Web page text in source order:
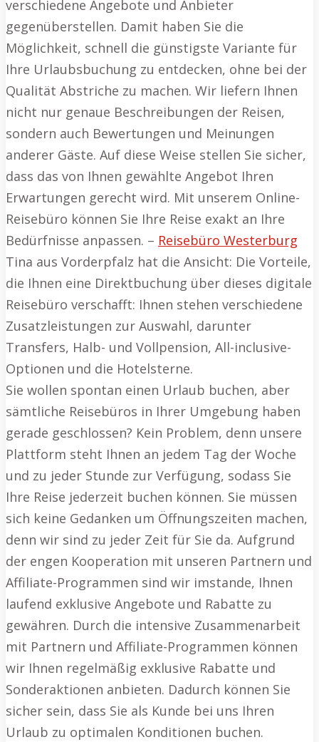
verschiedene Angebote und Anbieter
gegenüberstellen. Damit haben Sie die
Möglichkeit, schnell die günstigste Variante für
Ihre Urlaubsbuchung zu entdecken, ohne bei der
Qualität Abstriche zu machen. Wir liefern Ihnen
nicht nur genaue Beschreibungen der Reisen,
sondern auch Bewertungen und Meinungen
anderer Gäste. Auf diese Weise stellen Sie sicher,
dass das von Ihnen gewählte Angebot Ihren
Erwartungen gerecht wird. Mit unserem Online-
Reisebüro können Sie Ihre Reise exakt an Ihre
Bedürfnisse anpassen. – Reisebüro Westerburg
Tina aus Vorderpfalz hat die Ansicht: Die Vorteile,
die Ihnen eine Direktbuchung über dieses digitale
Reisebüro verschafft: Ihnen stehen verschiedene
Zusatzleistungen zur Auswahl, darunter
Transfers, Halb- und Vollpension, All-inclusive-
Optionen und die Hotelsterne.
Sie wollen spontan einen Urlaub buchen, aber
sämtliche Reisebüros in Ihrer Umgebung haben
gerade geschlossen? Kein Problem, denn unsere
Plattform steht Ihnen an jedem Tag der Woche
und zu jeder Stunde zur Verfügung, sodass Sie
Ihre Reise jederzeit buchen können. Sie müssen
sich keine Gedanken um Öffnungszeiten machen,
denn wir sind zu jeder Zeit für Sie da. Aufgrund
der engen Kooperation mit unseren Partnern und
Affiliate-Programmen sind wir imstande, Ihnen
laufend exklusive Angebote und Rabatte zu
gewähren. Durch die intensive Zusammenarbeit
mit Partnern und Affiliate-Programmen können
wir Ihnen regelmäßig exklusive Rabatte und
Sonderaktionen anbieten. Dadurch können Sie
sicher sein, dass Sie als Kunde bei uns Ihren
Urlaub zu optimalen Konditionen buchen.